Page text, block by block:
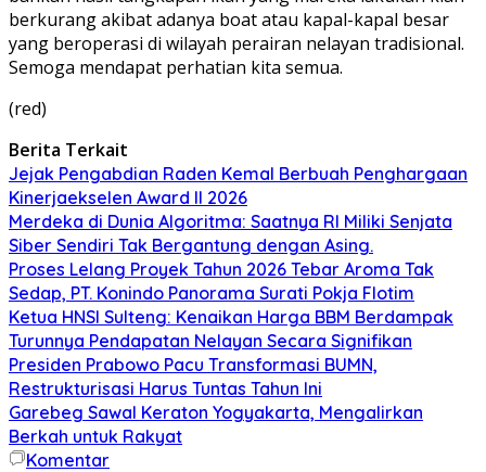
berkurang akibat adanya boat atau kapal-kapal besar
yang beroperasi di wilayah perairan nelayan tradisional.
Semoga mendapat perhatian kita semua.
(red)
Berita Terkait
Jejak Pengabdian Raden Kemal Berbuah Penghargaan
Kinerjaekselen Award II 2026
Merdeka di Dunia Algoritma: Saatnya RI Miliki Senjata
Siber Sendiri Tak Bergantung dengan Asing.
Proses Lelang Proyek Tahun 2026 Tebar Aroma Tak
Sedap, PT. Konindo Panorama Surati Pokja Flotim
Ketua HNSI Sulteng: Kenaikan Harga BBM Berdampak
Turunnya Pendapatan Nelayan Secara Signifikan
Presiden Prabowo Pacu Transformasi BUMN,
Restrukturisasi Harus Tuntas Tahun Ini
Garebeg Sawal Keraton Yogyakarta, Mengalirkan
Berkah untuk Rakyat
Komentar